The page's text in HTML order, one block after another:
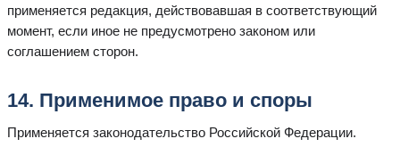
применяется редакция, действовавшая в соответствующий
момент, если иное не предусмотрено законом или
соглашением сторон.
14. Применимое право и споры
Применяется законодательство Российской Федерации.